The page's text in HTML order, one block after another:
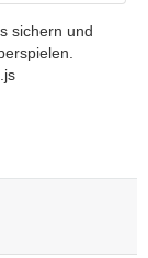
sichern und